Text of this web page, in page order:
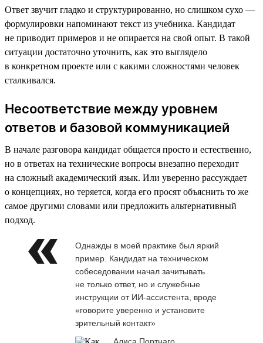
Ответ звучит гладко и структурированно, но слишком сухо —
формулировки напоминают текст из учебника. Кандидат
не приводит примеров и не опирается на свой опыт. В такой
ситуации достаточно уточнить, как это выглядело
в конкретном проекте или с какими сложностями человек
сталкивался.
Несоответствие между уровнем
ответов и базовой коммуникацией
В начале разговора кандидат общается просто и естественно,
но в ответах на технические вопросы внезапно переходит
на сложный академический язык. Или уверенно рассуждает
о концепциях, но теряется, когда его просят объяснить то же
самое другими словами или предложить альтернативный
подход.
Однажды в моей практике был яркий
пример. Кандидат на техническом
собеседовании начал зачитывать
не только ответ, но и служебные
инструкции от ИИ-ассистента, вроде
«говорите уверенно и установите
зрительный контакт»